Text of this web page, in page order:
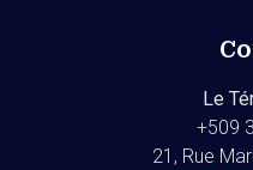
Le
+509
21, Rue